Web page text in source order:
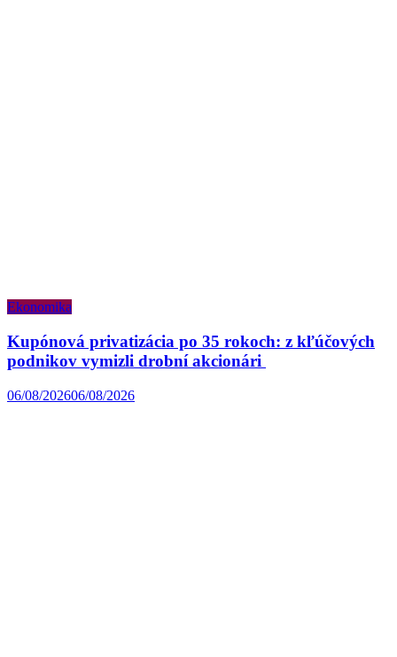
Ekonomika
Kupónová privatizácia po 35 rokoch: z kľúčových
podnikov vymizli drobní akcionári
06/08/202606/08/2026